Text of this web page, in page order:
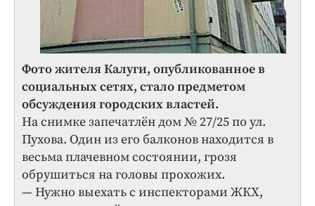
Фото жителя Калуги, опубликованное в
социальных сетях, стало предметом
обсуждения городских властей.
На снимке запечатлён дом № 27/25 по ул.
Пухова. Один из его балконов находится в
весьма плачевном состоянии, грозя
обрушиться на головы прохожих.
— Нужно выехать с инспекторами ЖКХ,